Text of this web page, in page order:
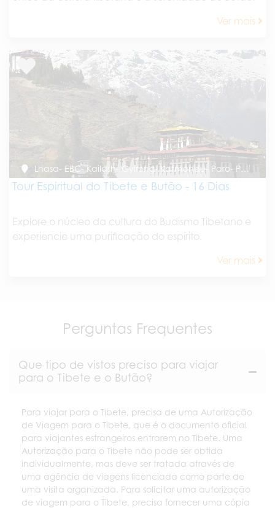
Ver mais
Lhasa- EBC- Kailash- Gyirong- Katmandu- Paro- Punakha- Paro
Tour Espiritual do Tibete e Butão - 16 Dias
Explore o núcleo da cultura do Budismo Tibetano e
experiencie uma purificação do espírito.
Ver mais
Perguntas Frequentes
Que tipo de vistos preciso para viajar
para o Tibete e o Butão?
Para viajar para o Tibete, precisa de uma Autorização
de Viagem para o Tibete, que é o documento oficial
para viajantes estrangeiros entrarem no Tibete. Uma
Autorização para o Tibete não pode ser obtida
individualmente, mas deve ser tratada através de
uma agência de viagens licenciada como parte de
uma visita organizada. Para solicitar uma autorização
de viagem para o Tibete, precisa fornecer uma cópia